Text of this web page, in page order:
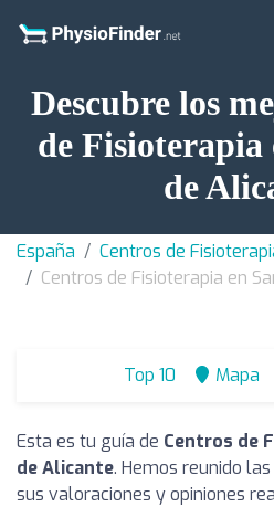
Descubre los
de Fisioterapia
de
España
Centros de
Centros de Fisioterapia en
Top 10 Mapa
Esta es tu guía de Centros de
de Alicante. Hemos reunido
sus valoraciones y opiniones